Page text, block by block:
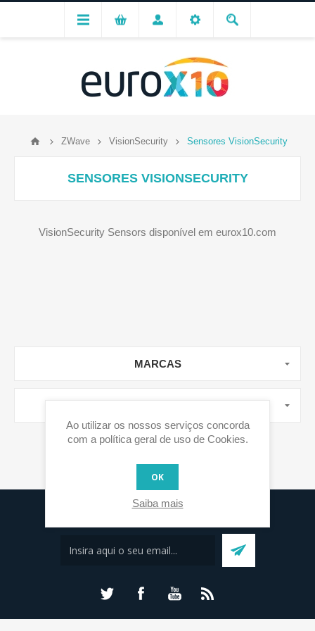
ZWave VisionSecurity Sensores VisionSecurity
SENSORES VISIONSECURITY
VisionSecurity Sensors disponível em eurox10.com
MARCAS
Ao utilizar os nossos serviços concorda
com a política geral de uso de Cookies.
OK
Saiba mais